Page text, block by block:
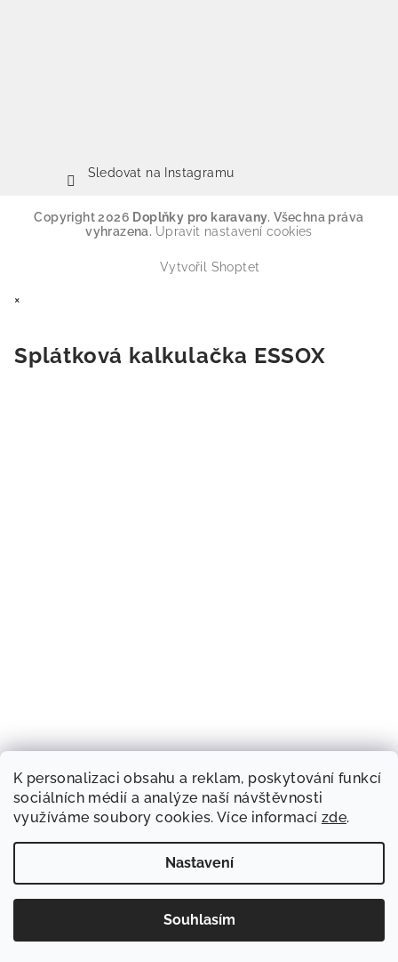
K personalizaci obsahu a reklam, poskytování funkcí
sociálních médií a analýze naší návštěvnosti
využíváme soubory cookies. Více informací zde.
Nastavení
Souhlasím
Sledovat na Instagramu
Copyright 2026 Doplňky pro karavany. Všechna práva
vyhrazena. Upravit nastavení cookies
Vytvořil Shoptet
×
Splátková kalkulačka ESSOX